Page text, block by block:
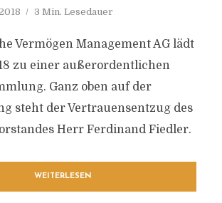
3 Min. Lesedauer
Vermögen Management AG lädt
zu einer außerordentlichen
Ganz oben auf der
steht der Vertrauensentzug des
Herr Ferdinand Fiedler.
WEITERLESEN